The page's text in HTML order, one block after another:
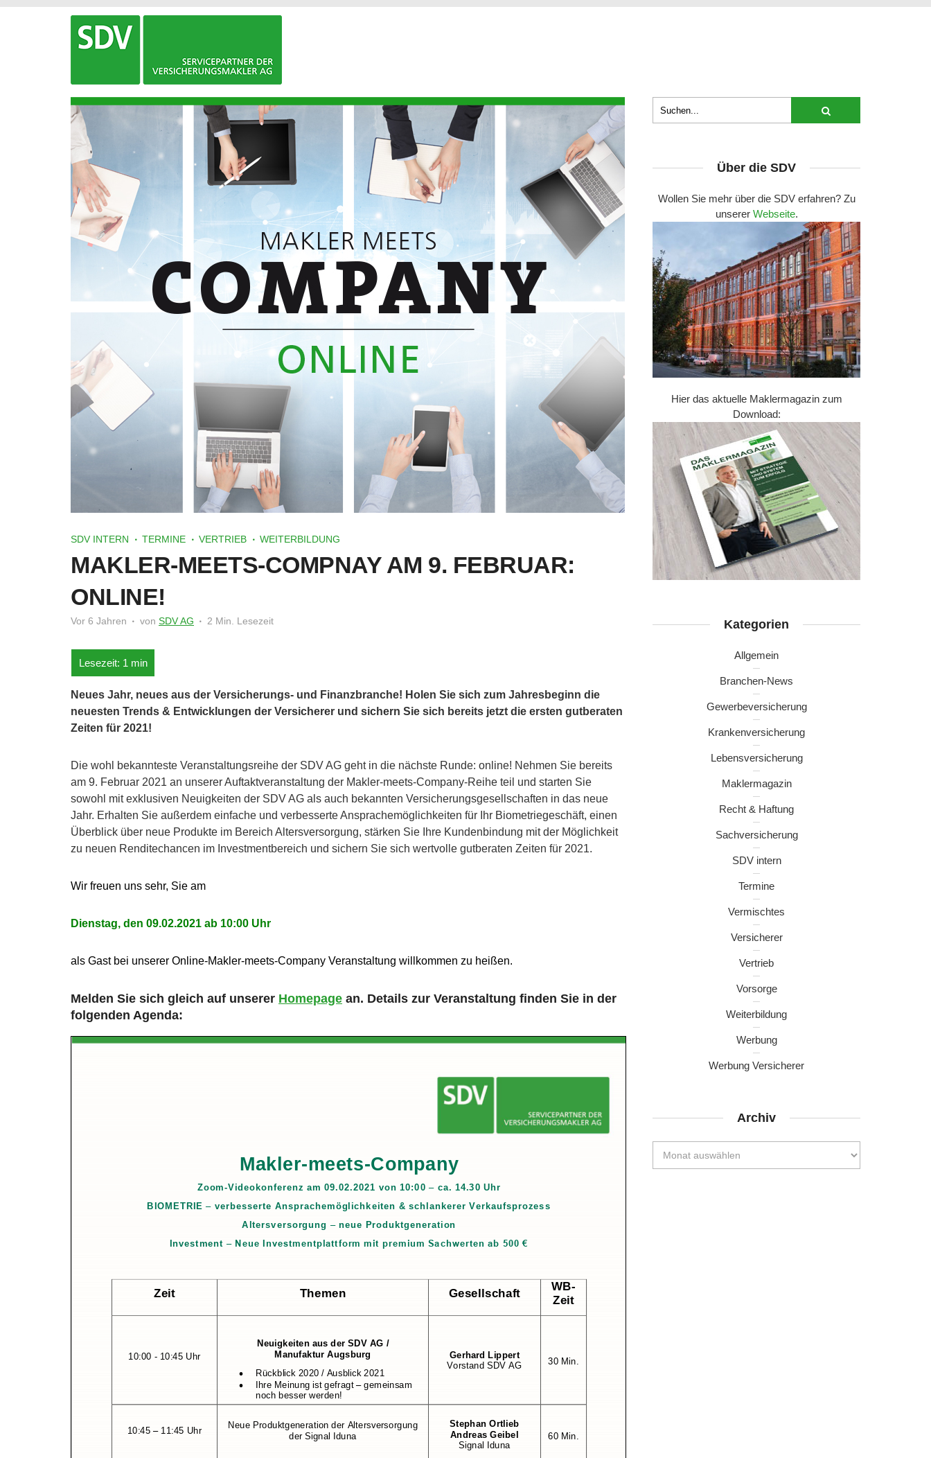
SDV INTERN TERMINE VERTRIEB WEITERBILDUNG
MAKLER-MEETS-COMPNAY AM 9. FEBRUAR:
ONLINE!
Vor 6 Jahren von SDV AG 2 Min. Lesezeit
Neues Jahr, neues aus der Versicherungs- und Finanzbranche! Holen Sie sich zum Jahresbeginn die
neuesten Trends & Entwicklungen der Versicherer und sichern Sie sich bereits jetzt die ersten gutberaten
Zeiten für 2021!
Die wohl bekannteste Veranstaltungsreihe der SDV AG geht in die nächste Runde: online! Nehmen Sie bereits
am 9. Februar 2021 an unserer Auftaktveranstaltung der Makler-meets-Company-Reihe teil und starten Sie
sowohl mit exklusiven Neuigkeiten der SDV AG als auch bekannten Versicherungsgesellschaften in das neue
Jahr. Erhalten Sie außerdem einfache und verbesserte Ansprachemöglichkeiten für Ihr Biometriegeschäft, einen
Überblick über neue Produkte im Bereich Altersversorgung, stärken Sie Ihre Kundenbindung mit der Möglichkeit
zu neuen Renditechancen im Investmentbereich und sichern Sie sich wertvolle gutberaten Zeiten für 2021.
Wir freuen uns sehr, Sie am
Dienstag, den 09.02.2021 ab 10:00 Uhr
als Gast bei unserer Online-Makler-meets-Company Veranstaltung willkommen zu heißen.
Melden Sie sich gleich auf unserer Homepage an. Details zur Veranstaltung finden Sie in der
folgenden Agenda:
Über die SDV
Wollen Sie mehr über die SDV erfahren? Zu
unserer Webseite.
Hier das aktuelle Maklermagazin zum
Download:
Kategorien
Allgemein
Branchen-News
Gewerbeversicherung
Krankenversicherung
Lebensversicherung
Maklermagazin
Recht & Haftung
Sachversicherung
SDV intern
Termine
Vermischtes
Versicherer
Vertrieb
Vorsorge
Weiterbildung
Werbung
Werbung Versicherer
Archiv